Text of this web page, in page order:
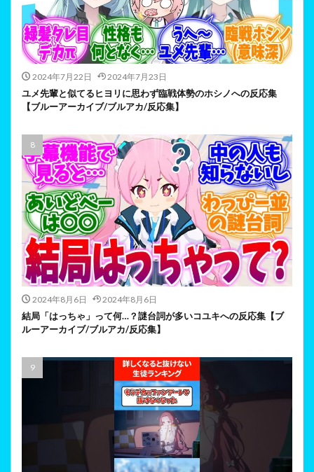
2024年7月22日 2024年7月23日
ユメ先輩と似てるヒヨリに思わず臨戦体勢のホシノへの反応集
【ブルーアーカイブ/ブルアカ/反応集】
2024年8月6日 2024年8月6日
結局「はっちゃ」って何…？謎台詞が多いコユキへの反応集【ブ
ルーアーカイブ/ブルアカ/反応集】